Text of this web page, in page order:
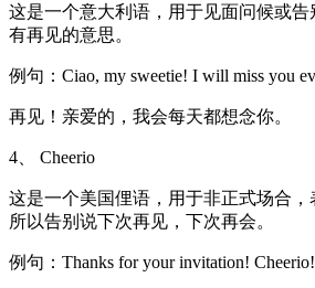
这是一个意大利语，用于见面问候或
有再见的意思。
例句：Ciao, my sweetie! I will miss you
再见！亲爱的，我会每天都想念你。
4、 Cheerio
这是一个美国俚语，用于非正式场合，
所以告别说下次再见，下次再会。
例句：Thanks for your invitation! Cheerio!